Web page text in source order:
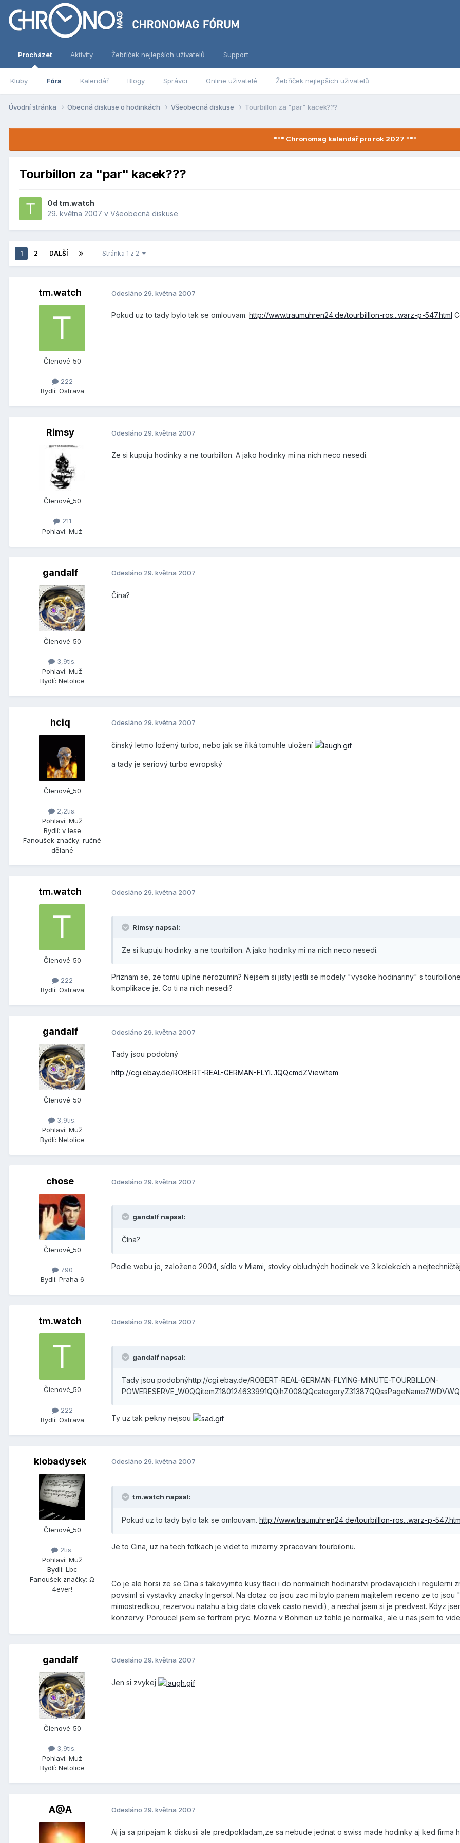
Procházet
Kluby Fóra Kalendář Blogy Správci Online uživatelé Žebříček nejlepších uživatelů
Aktivity Žebříček nejlepších uživatelů Support
Úvodní stránka Obecná diskuse o hodinkách Všeobecná diskuse Tourbillon za "par" kacek???
*** Chronomag kalendář pro rok 2027 ***
Tourbillon za "par" kacek???
Od tm.watch
29. května 2007 v Všeobecná diskuse
1 2 DALŠÍ Stránka 1 z 2
tm.watch
Členové_50
222
Bydlí: Ostrava
Odesláno 29. května 2007
Pokud uz to tady bylo tak se omlouvam. http://www.traumuhren24.de/tourbilllon-ros...warz-p-547.html
Rimsy
Členové_50
211
Pohlaví: Muž
Odesláno 29. května 2007
Ze si kupuju hodinky a ne tourbillon. A jako hodinky mi na nich neco nesedi.
gandalf
Členové_50
3,9tis.
Pohlaví: Muž
Bydlí: Netolice
Odesláno 29. května 2007
Čína?
hciq
Členové_50
2,2tis.
Pohlaví: Muž
Bydlí: v lese
Fanoušek značky: ručně
dělané
Odesláno 29. května 2007
čínský letmo ložený turbo, nebo jak se řiká tomuhle uložení
a tady je seriový turbo evropský
tm.watch
Členové_50
222
Bydlí: Ostrava
Odesláno 29. května 2007
Rimsy napsal:
Ze si kupuju hodinky a ne tourbillon. A jako hodinky mi na nich neco nesedi.
Priznam se, ze tomu uplne nerozumin? Nejsem si jisty jestli se modely "vysoke hodinariny" s
komplikace je. Co ti na nich nesedi?
gandalf
Členové_50
3,9tis.
Pohlaví: Muž
Bydlí: Netolice
Odesláno 29. května 2007
Tady jsou podobný
http://cgi.ebay.de/ROBERT-REAL-GERMAN-FLYI...1QQcmdZViewItem
chose
Členové_50
790
Bydlí: Praha 6
Odesláno 29. května 2007
gandalf napsal:
Čína?
Podle webu jo, založeno 2004, sídlo v Miami, stovky obludných hodinek ve 3 kolekcích a
tm.watch
Členové_50
222
Bydlí: Ostrava
Odesláno 29. května 2007
gandalf napsal:
Tady jsou podobnýhttp://cgi.ebay.de/ROBERT-REAL-GERMAN-FLYING-MINUTE-TOURBILLON-
Ty uz tak pekny nejsou
klobadysek
Členové_50
2tis.
Pohlaví: Muž
Bydlí: Lbc
Fanoušek značky: Ω
4ever!
Odesláno 29. května 2007
tm.watch napsal:
Pokud uz to tady bylo tak se omlouvam. http://www.traumuhren24.de/tourbilllon-ros...warz-p-
Je to Cina, uz na tech fotkach je videt to mizerny zpracovani tourbilonu.
Co je ale horsi ze se Cina s takovymito kusy tlaci i do normalnich hodinarstvi prodavajicich i regulerni
povsiml si vystavky znacky Ingersol. Na dotaz co jsou zac mi bylo panem majitelem receno ze to
mimostredkou, rezervou natahu a big date clovek casto nevidi), a nechal jsem si je predvest. Kdyz
konzervy. Poroucel jsem se forfrem pryc. Mozna v Bohmen uz tohle je normalka, ale u nas jsem to
gandalf
Členové_50
3,9tis.
Pohlaví: Muž
Bydlí: Netolice
Odesláno 29. května 2007
Jen si zvykej
A@A Odesláno 29. května 2007
Aj ja sa pripajam k diskusii ale predpokladam,ze sa nebude jednat o swiss made hodinky aj ked firma